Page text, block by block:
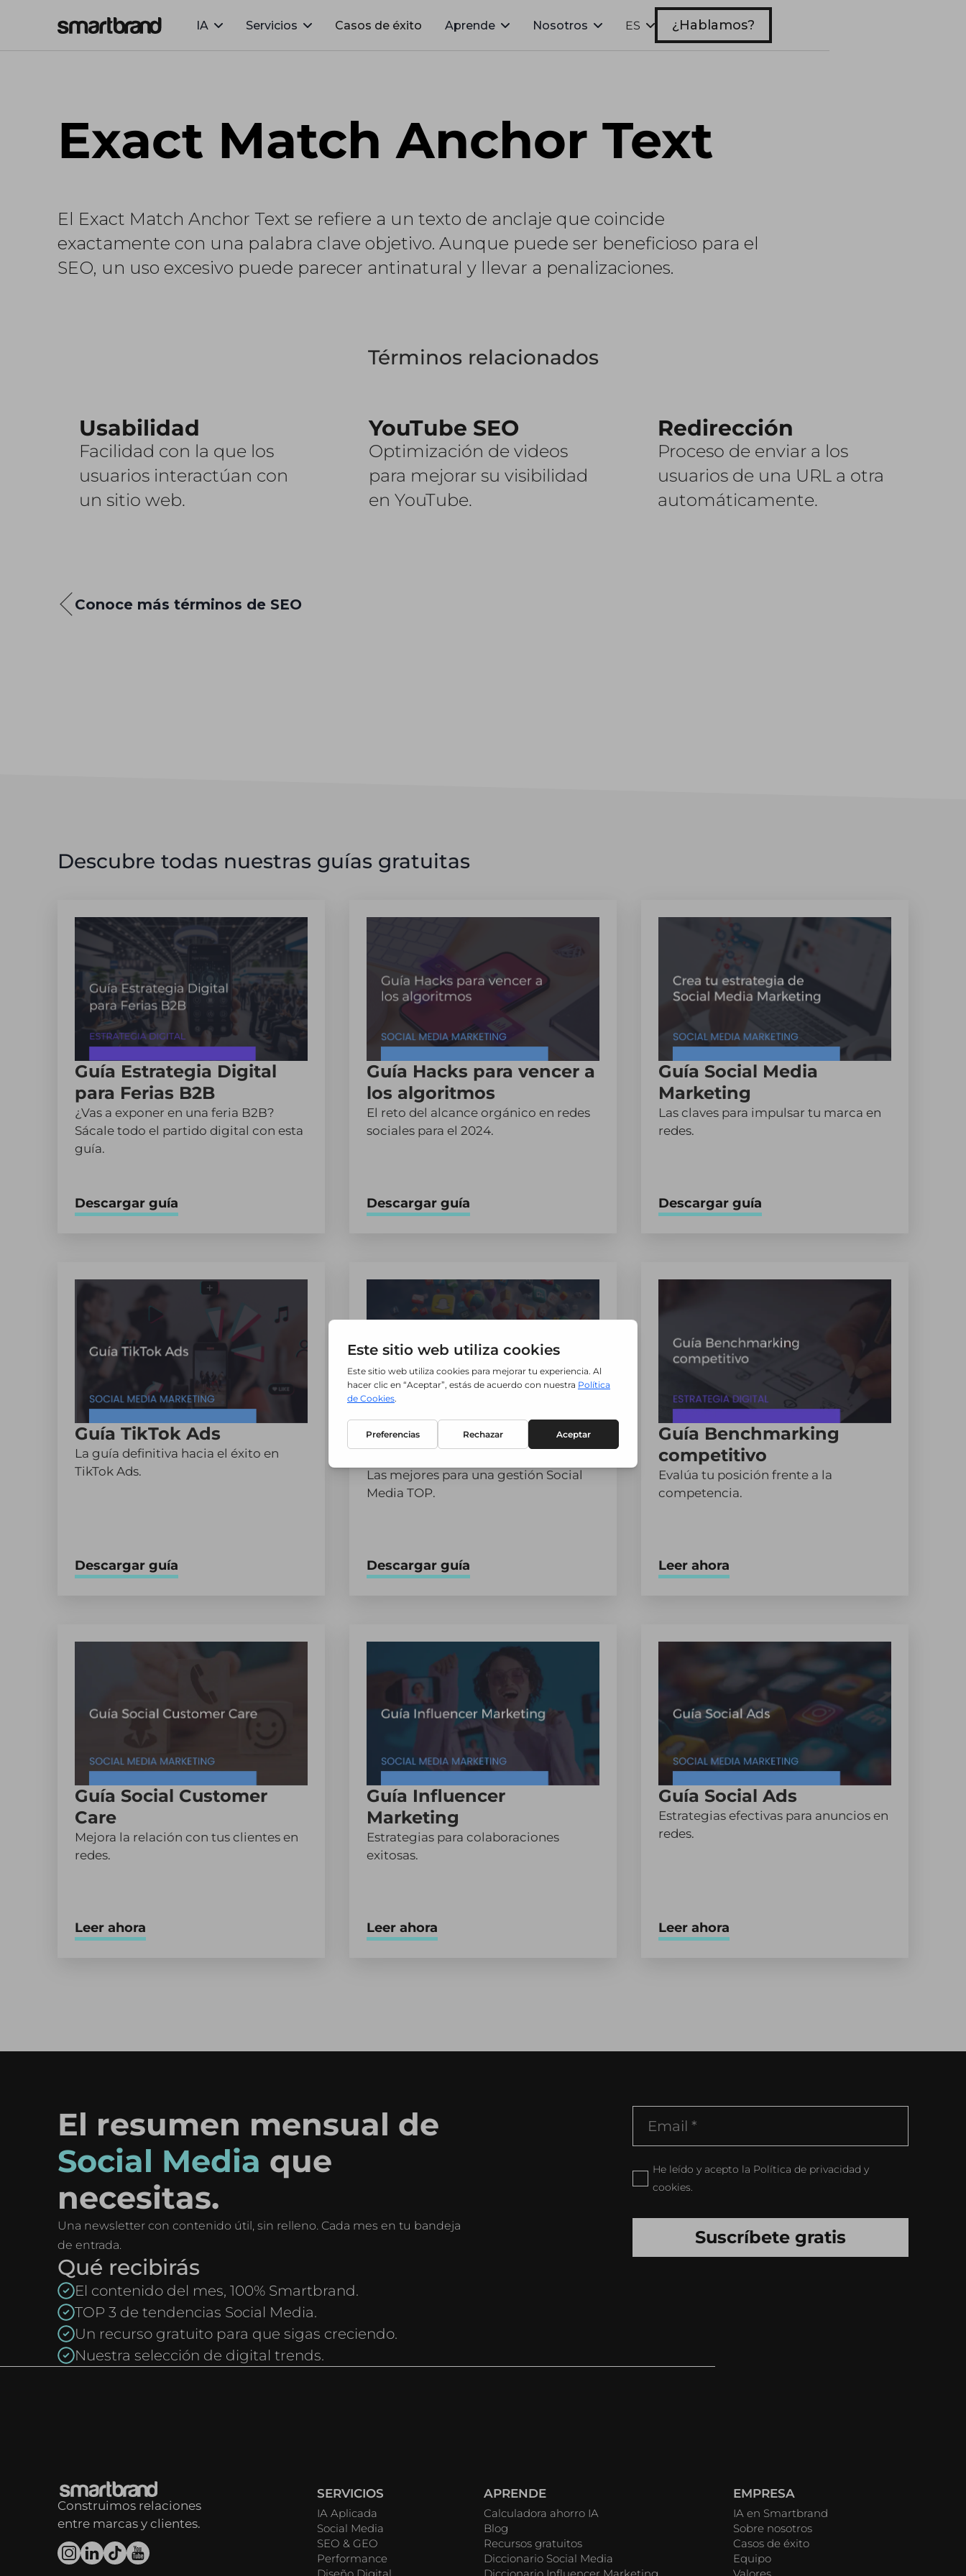
IA Servicios Casos de éxito Aprende Nosotros ES ¿Hablamos?
Exact Match Anchor Text
El Exact Match Anchor Text se refiere a un texto de anclaje que coincide
exactamente con una palabra clave objetivo. Aunque puede ser beneficioso para el
SEO, un uso excesivo puede parecer antinatural y llevar a penalizaciones.
Términos relacionados
Usabilidad
Facilidad con la que los
usuarios interactúan con
un sitio web.
YouTube SEO
Optimización de videos
para mejorar su visibilidad
en YouTube.
Redirección
Proceso de enviar a los
usuarios de una URL a otra
automáticamente.
Conoce más términos de SEO
Descubre todas nuestras guías gratuitas
Guía Estrategia Digital
para Ferias B2B
¿Vas a exponer en una feria B2B?
Sácale todo el partido digital con esta
guía.
Descargar guía
Guía Hacks para vencer a
los algoritmos
El reto del alcance orgánico en redes
sociales para el 2024.
Descargar guía
Guía Social Media
Marketing
Las claves para impulsar tu marca en
redes.
Descargar guía
Guía TikTok Ads
La guía definitiva hacia el éxito en
TikTok Ads.
Descargar guía
Guía Herramientas Social
Media 2024
Las mejores para una gestión Social
Media TOP.
Descargar guía
Guía Benchmarking
competitivo
Evalúa tu posición frente a la
competencia.
Leer ahora
Guía Social Customer
Care
Mejora la relación con tus clientes en
redes.
Leer ahora
Guía Influencer
Marketing
Estrategias para colaboraciones
exitosas.
Leer ahora
Guía Social Ads
Estrategias efectivas para anuncios en
redes.
Leer ahora
El resumen mensual de
Social Media que
necesitas.
Una newsletter con contenido útil, sin relleno. Cada mes en tu bandeja
de entrada.
Qué recibirás
El contenido del mes, 100% Smartbrand.
TOP 3 de tendencias Social Media.
Un recurso gratuito para que sigas creciendo.
Nuestra selección de digital trends.
He leído y acepto la Política de privacidad y
cookies.
Construimos relaciones
entre marcas y clientes.
SERVICIOS
IA Aplicada
Social Media
SEO & GEO
Performance
APRENDE
Calculadora ahorro IA
Blog
Recursos gratuitos
Diccionario Social Media
EMPRESA
IA en Smartbrand
Sobre nosotros
Casos de éxito
Equipo